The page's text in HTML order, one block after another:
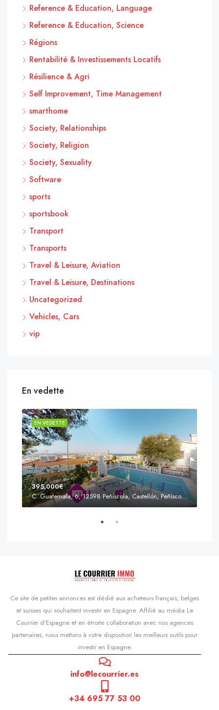
Reference & Education, Language
Reference & Education, Science
Régions
Rentabilité & Investissements Locatifs
Résilience & Agri
Self Improvement, Time Management
smarthome
Society, Relationships
Society, Religion
Society, Sexuality
Software
sports
sportsbook
Transport
Transports
Travel & Leisure, Aviation
Travel & Leisure, Destinations
Uncategorized
Vehicles, Cars
vip
En vedette
EN VEDETTE
395,000€
C. Guatemala, 6, 12598 Peñíscola, Castellón, Peñíscola, Communauté valencienne
Ce site de petites annonces est dédié aux acheteurs français, belges
et suisses qui souhaitent investir en Espagne. Affilié au média Le
Courrier d'Espagne et en étroite collaboration avec nos agences
partenaires, nous mettons à votre disposition les meilleurs outils pour
investir en Espagne.
info@lecourrier.es
+34 695 77 53 00